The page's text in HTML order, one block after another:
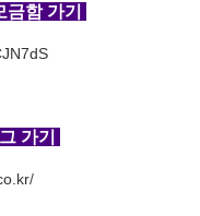
금함 가기
가기
/